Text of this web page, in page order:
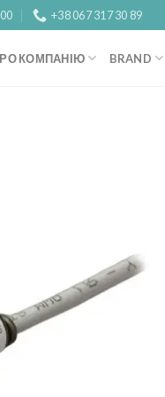
+38 067 317 30 89
КОМПАНІЮ BRAND